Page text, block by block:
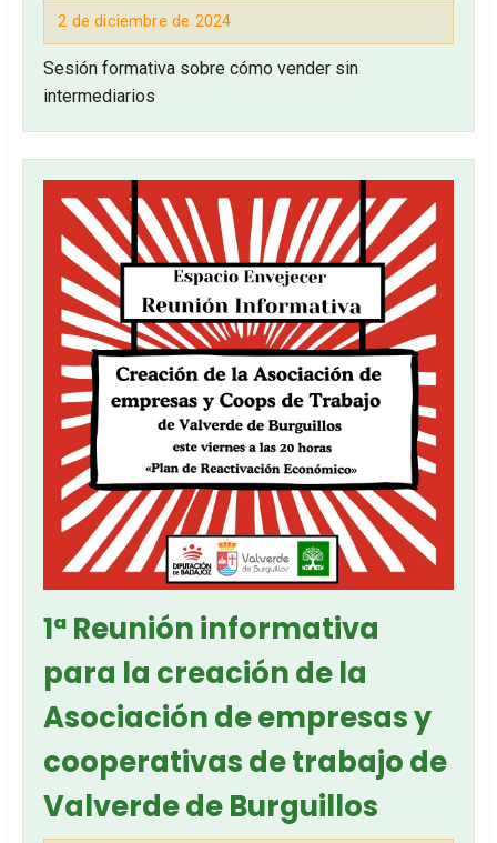
2 de diciembre de 2024
Sesión formativa sobre cómo vender sin
intermediarios
1ª Reunión informativa
para la creación de la
Asociación de empresas y
cooperativas de trabajo de
Valverde de Burguillos